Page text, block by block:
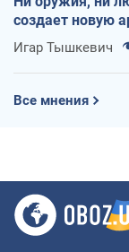
создает новую
Игар Тышкевич
Все мнения